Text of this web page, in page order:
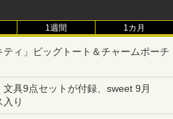
1週間 1カ月
ィ」ビッグトート＆チャームポーチ
具9点セットが付録、sweet 9月
り